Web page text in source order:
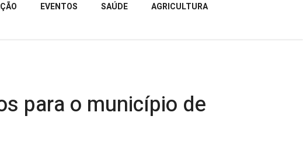
EVENTOS SAÚDE AGRICULTURA
para o município de